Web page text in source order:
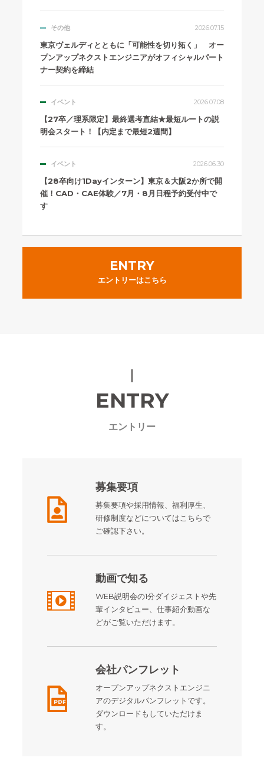
その他 2026.07.15
東京ヴェルディとともに「可能性を切り拓く」 オー
プンアップネクストエンジニアがオフィシャルパート
ナー契約を締結
イベント 2026.07.08
【27卒／理系限定】最終選考直結★最短ルートの説
明会スタート！【内定まで最短2週間】
イベント 2026.06.30
【28卒向け1Dayインターン】東京＆大阪2か所で開
催！CAD・CAE体験／7月・8月日程予約受付中で
す
ENTRY
エントリーはこちら
ENTRY
エントリー
募集要項
募集要項や採用情報、福利厚生、
研修制度などについてはこちらで
ご確認下さい。
動画で知る
WEB説明会の1分ダイジェストや先
輩インタビュー、仕事紹介動画な
どがご覧いただけます。
会社パンフレット
オープンアップネクストエンジニ
アのデジタルパンフレットです。
ダウンロードもしていただけま
す。